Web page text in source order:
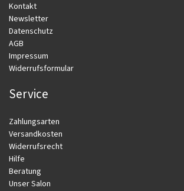
Kontakt
Newsletter
Datenschutz
AGB
Impressum
Widerrufsformular
Service
Zahlungsarten
Versandkosten
Widerrufsrecht
Hilfe
Beratung
Unser Salon